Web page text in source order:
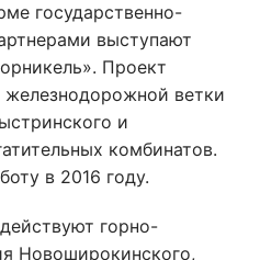
государственно-
выступают
Проект
железнодорожной ветки
и
комбинатов.
в 2016 году.
горно-
Новоширокинского,